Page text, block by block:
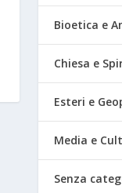
Bioetica e
Chiesa e
Esteri e
Media e
Senza